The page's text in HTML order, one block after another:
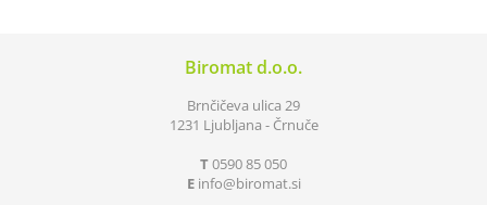
Biromat d.o.o.
Brnčičeva ulica 29
1231 Ljubljana - Črnuče
T0590 85 050
E info biromat.si